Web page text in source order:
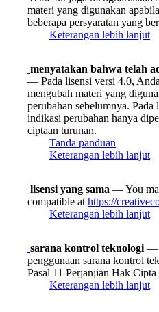
materi yang digunakan
beberapa persyaratan yang
Keterangan lebih lanjut
menyatakan bahwa telah
— Pada lisensi versi 4.0,
mengubah materi yang
perubahan sebelumnya.
indikasi perubahan hanya
ciptaan turunan.
Tanda panduan
Keterangan lebih lanjut
lisensi yang sama — You
compatible at https://
Keterangan lebih lanjut
sarana kontrol teknologi —
penggunaan sarana kontrol
Pasal 11 Perjanjian Hak
Keterangan lebih lanjut